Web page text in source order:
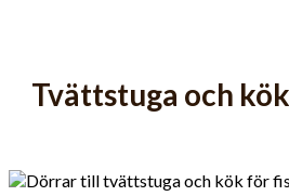
Tvättstuga och